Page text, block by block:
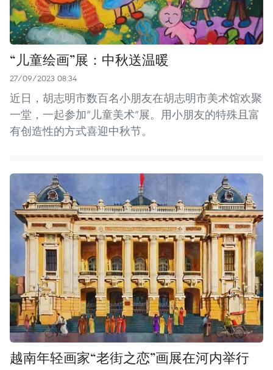
“儿童绘画”展：中秋送温暖
27/09/2023 08:34
近日，胡志明市数百名小朋友在胡志明市美术馆欢聚
一堂，一起参加“儿童美术”展。用小朋友的特殊且富
有创造性的方式喜迎中秋节。
越南年轻画家“老街之恋”画展在河内举行